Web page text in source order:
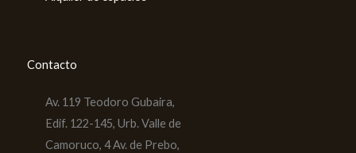
Contacto
Av. 119 Teodoro Gubaira,
Edif. 122-145, Urb. Valle de
Camoruco, 4 Av. de Prebo,